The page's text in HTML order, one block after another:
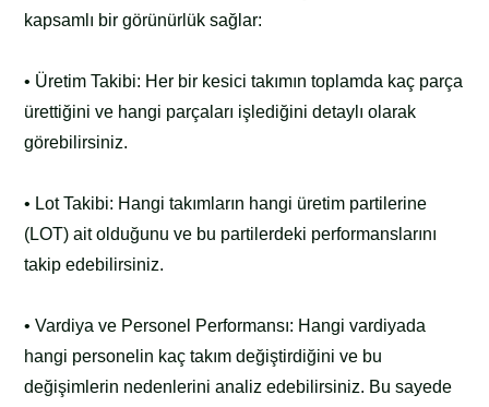
kapsamlı bir görünürlük sağlar:
• Üretim Takibi: Her bir kesici takımın toplamda kaç parça
ürettiğini ve hangi parçaları işlediğini detaylı olarak
görebilirsiniz.
• Lot Takibi: Hangi takımların hangi üretim partilerine
(LOT) ait olduğunu ve bu partilerdeki performanslarını
takip edebilirsiniz.
• Vardiya ve Personel Performansı: Hangi vardiyada
hangi personelin kaç takım değiştirdiğini ve bu
değişimlerin nedenlerini analiz edebilirsiniz. Bu sayede